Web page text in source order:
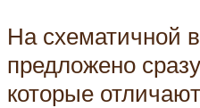
На схематичной
предложено
которые